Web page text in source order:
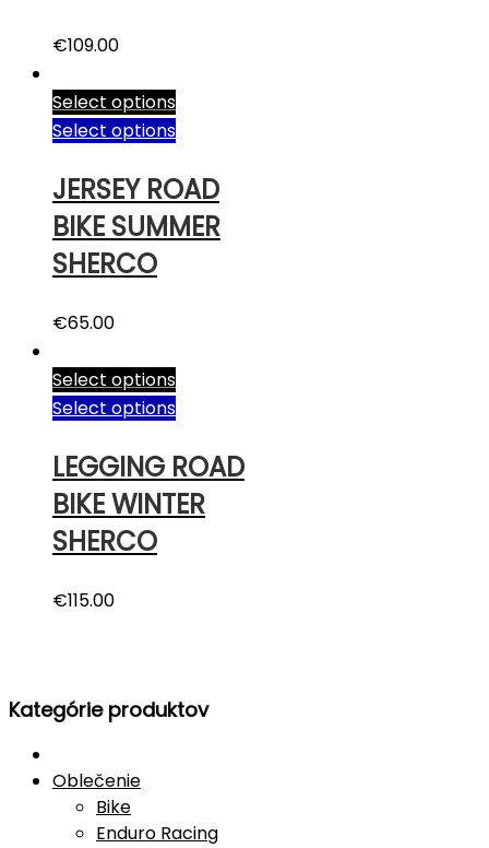
€109.00
Select options
Select options
JERSEY ROAD
BIKE SUMMER
SHERCO
€65.00
Select options
Select options
LEGGING ROAD
BIKE WINTER
SHERCO
€115.00
Kategórie produktov
Oblečenie
Bike
Enduro Racing